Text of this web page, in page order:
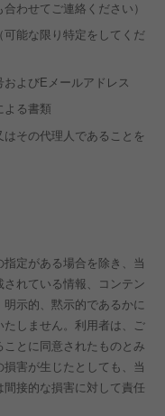
わせてご連絡ください）
能な限り特定をしてくだ
よびEメールアドレス
よる書類
その代理人であることを
定がある場合を除き、当
れている情報、コンテン
示的、黙示的であるかに
しません。利用者は、ご
とに同意されたものとみ
害が生じたとしても、当
接的な損害に対して責任